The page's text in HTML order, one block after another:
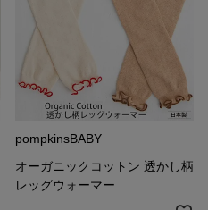
pompkinsBABY
オーガニックコットン 透かし柄
レッグウォーマー